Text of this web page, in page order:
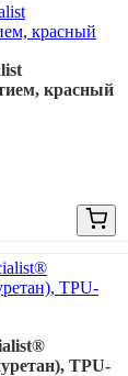
красный
TPU-